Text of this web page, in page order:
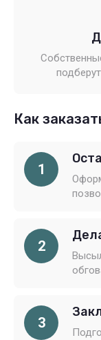
Как
1
2
3